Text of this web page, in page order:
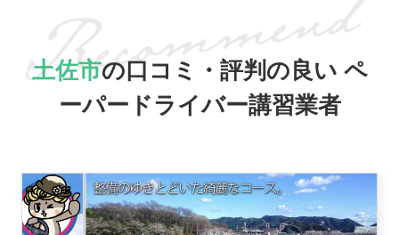
駅名で探す
土佐市の口コミ・評判の良い ペ
ーパードライバー講習業者